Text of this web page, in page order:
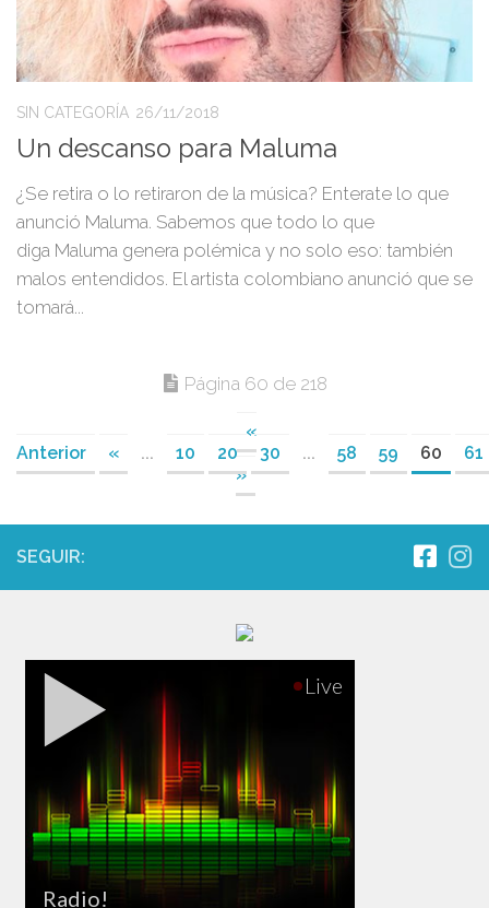
SIN CATEGORÍA 26/11/2018
Un descanso para Maluma
¿Se retira o lo retiraron de la música? Enterate lo que
anunció Maluma. Sabemos que todo lo que
diga Maluma genera polémica y no solo eso: también
malos entendidos. El artista colombiano anunció que se
tomará...
Página 60 de 218
«
Anterior
« ... 10 20 30 ... 58 59 60
61
»
SEGUIR: